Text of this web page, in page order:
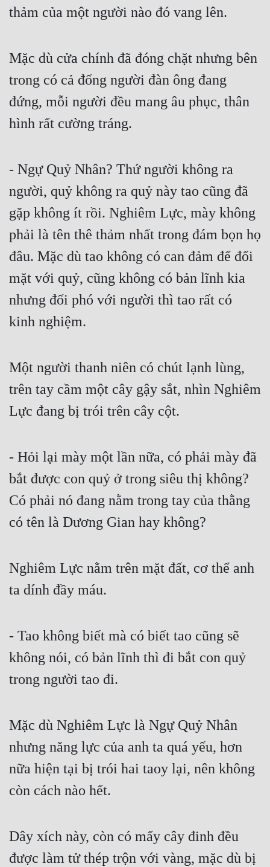
thảm của một người nào đó vang lên.
Mặc dù cửa chính đã đóng chặt nhưng bên
trong có cả đống người đàn ông đang
đứng, mỗi người đều mang âu phục, thân
hình rất cường tráng.
- Ngự Quỷ Nhân? Thứ người không ra
người, quỷ không ra quỷ này tao cũng đã
gặp không ít rồi. Nghiêm Lực, mày không
phải là tên thê thảm nhất trong đám bọn họ
đâu. Mặc dù tao không có can đảm để đối
mặt với quỷ, cũng không có bản lĩnh kia
nhưng đối phó với người thì tao rất có
kinh nghiệm.
Một người thanh niên có chút lạnh lùng,
trên tay cầm một cây gậy sắt, nhìn Nghiêm
Lực đang bị trói trên cây cột.
- Hỏi lại mày một lần nữa, có phải mày đã
bắt được con quỷ ở trong siêu thị không?
Có phải nó đang nằm trong tay của thằng
có tên là Dương Gian hay không?
Nghiêm Lực nằm trên mặt đất, cơ thể anh
ta dính đầy máu.
- Tao không biết mà có biết tao cũng sẽ
không nói, có bản lĩnh thì đi bắt con quỷ
trong người tao đi.
Mặc dù Nghiêm Lực là Ngự Quỷ Nhân
nhưng năng lực của anh ta quá yếu, hơn
nữa hiện tại bị trói hai taoy lại, nên không
còn cách nào hết.
Dây xích này, còn có mấy cây đinh đều
được làm tử thép trộn với vàng, mặc dù bị